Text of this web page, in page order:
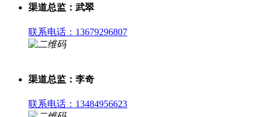
渠道总监：武翠
联系电话：13679296807
渠道总监：李奇
联系电话：13484956623